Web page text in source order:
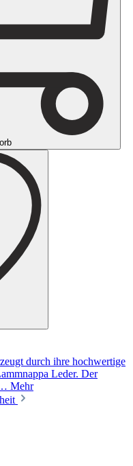
durch ihre hochwertige
Leder. Der
Mehr